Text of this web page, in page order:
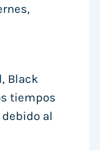
Black
tiempos
al